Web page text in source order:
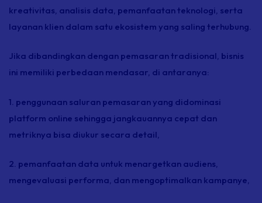
kreativitas, analisis data, pemanfaatan teknologi, serta
layanan klien dalam satu ekosistem yang saling terhubung.
Jika dibandingkan dengan pemasaran tradisional, bisnis
ini memiliki perbedaan mendasar, di antaranya:
1. penggunaan saluran pemasaran yang didominasi
platform online sehingga jangkauannya cepat dan
metriknya bisa diukur secara detail,
2. pemanfaatan data untuk menargetkan audiens,
mengevaluasi performa, dan mengoptimalkan kampanye,